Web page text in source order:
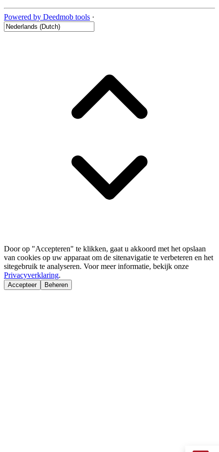
Powered by Deedmob tools ·
Door op "Accepteren" te klikken, gaat u akkoord met het opslaan
van cookies op uw apparaat om de sitenavigatie te verbeteren en het
sitegebruik te analyseren. Voor meer informatie, bekijk onze
Privacyverklaring.
Accepteer Beheren